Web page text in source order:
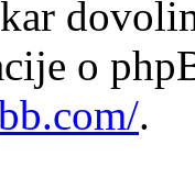
o
.